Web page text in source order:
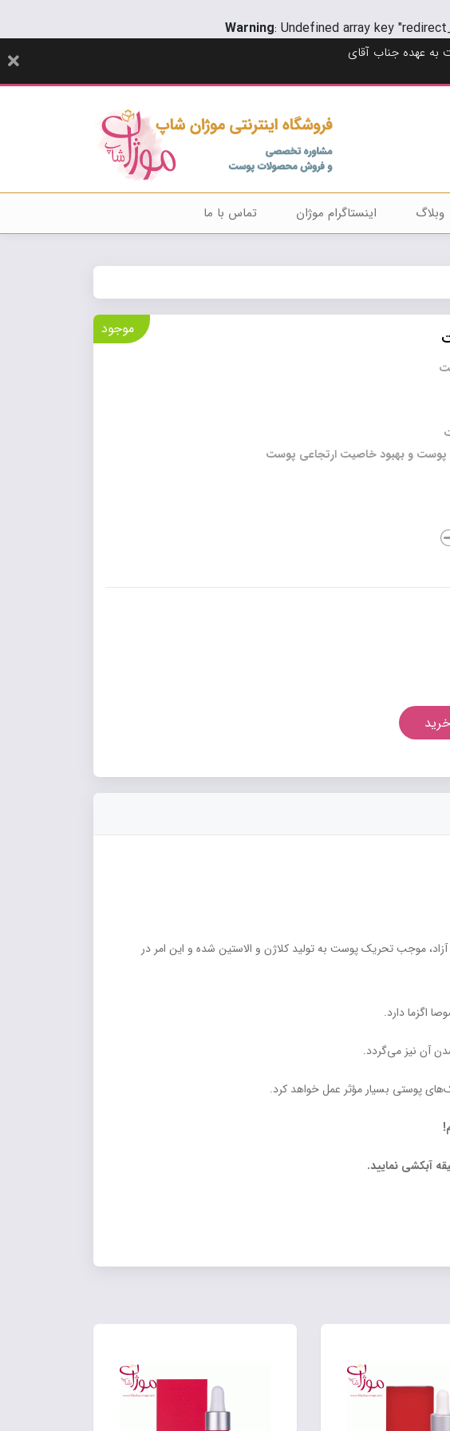
Warning: Undefined array key
به عهده جناب آقای
وبلاگ اینستاگرام موژان تماس با ما
موجود
پوست و بهبود خاصيت ارتجاعي پوست
موجب تحریک پوست به تولید کلاژن و الاستین شده و این امر در
اگزما دارد.
آن نیز می‌گردد.
پوستی بسیار مؤثر عمل خواهد کرد.